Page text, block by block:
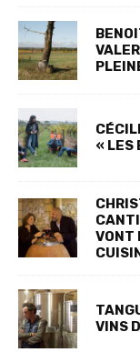
« LES
VONT
VINS